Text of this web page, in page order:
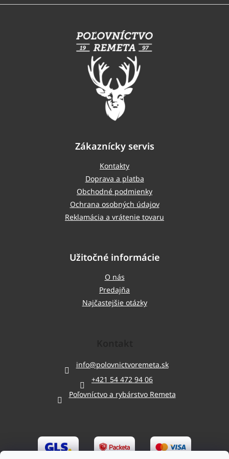
Z
Zákaznícky servis
Kontakty
Doprava a platba
Obchodné podmienky
Ochrana osobných údajov
Reklamácia a vrátenie tovaru
Užitočné informácie
O nás
Predajňa
Najčastejšie otázky
info@polovnictvoremeta.sk
+421 54 472 94 06
Poľovníctvo a rybárstvo Remeta